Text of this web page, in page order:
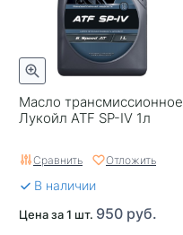
Масло трансмиссионное
Лукойл ATF SP-IV 1л
Сравнить Отложить
В наличии
Цена за 1 шт. 950 руб.